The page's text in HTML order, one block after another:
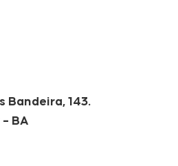
Bandeira, 143.
BA